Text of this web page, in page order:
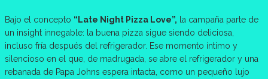
Bajo el concepto “Late Night Pizza Love”, la campaña parte de
un insight innegable: la buena pizza sigue siendo deliciosa,
incluso fría después del refrigerador. Ese momento íntimo y
silencioso en el que, de madrugada, se abre el refrigerador y una
rebanada de Papa Johns espera intacta, como un pequeño lujo